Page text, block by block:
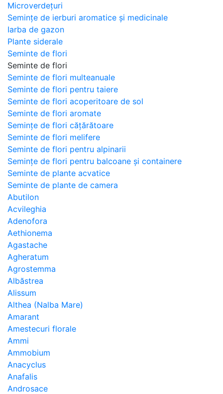
Microverdețuri
Semințe de ierburi aromatice și medicinale
Iarba de gazon
Plante siderale
Seminte de flori
Seminte de flori
Seminte de flori multeanuale
Seminte de flori pentru taiere
Seminte de flori acoperitoare de sol
Seminte de flori aromate
Semințe de flori cățărătoare
Seminte de flori melifere
Seminte de flori pentru alpinarii
Semințe de flori pentru balcoane și containere
Seminte de plante acvatice
Seminte de plante de camera
Abutilon
Acvileghia
Adenofora
Aethionema
Agastache
Agheratum
Agrostemma
Albăstrea
Alissum
Althea (Nalba Mare)
Amarant
Amestecuri florale
Ammi
Ammobium
Anacyclus
Anafalis
Androsace